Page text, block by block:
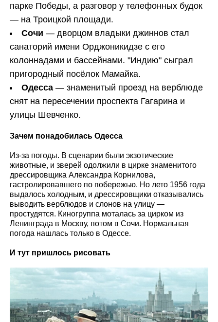
парке Победы, а разговор у телефонных будок
— на Троицкой площади.
Сочи — дворцом владыки джиннов стал
санаторий имени Орджоникидзе с его
колоннадами и бассейнами. "Индию" сыграл
пригородный посёлок Мамайка.
Одесса — знаменитый проезд на верблюде
снят на пересечении проспекта Гагарина и
улицы Шевченко.
Зачем понадобилась Одесса
Из-за погоды. В сценарии были экзотические
животные, и зверей одолжили в цирке знаменитого
дрессировщика Александра Корнилова,
гастролировавшего по побережью. Но лето 1956 года
выдалось холодным, и дрессировщики отказывались
выводить верблюдов и слонов на улицу —
простудятся. Киногруппа моталась за цирком из
Ленинграда в Москву, потом в Сочи. Нормальная
погода нашлась только в Одессе.
И тут пришлось рисовать